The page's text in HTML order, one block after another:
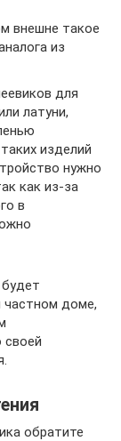
внешне такое
из
для
латуни,
изделий
нужно
как из-за
в
частном доме,
своей
обратите